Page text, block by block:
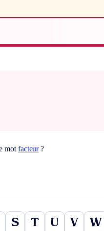
mot facteur?
S T U V W